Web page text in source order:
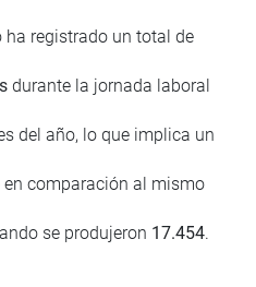
ha registrado un total de
durante la jornada laboral
del año, lo que implica un
en comparación al mismo
se produjeron 17.454.